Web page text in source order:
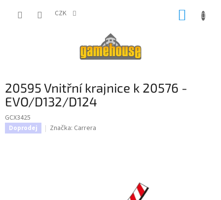
CZK
20595 Vnitřní krajnice k 20576 -
EVO/D132/D124
GCX3425
Doprodej Značka: Carrera